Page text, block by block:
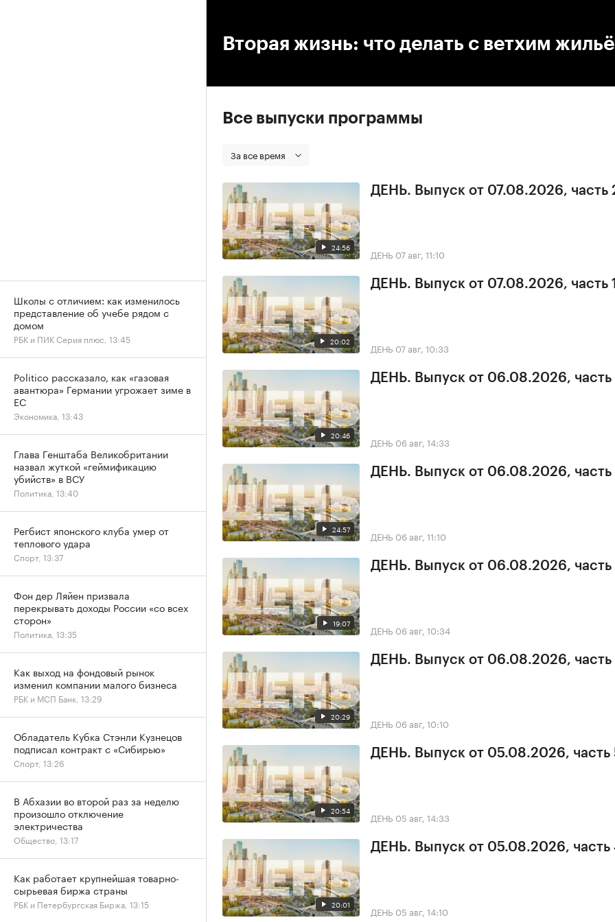
Вторая жизнь: что делать с ветхим
Все выпуски программы
За все время
24:56
ДЕНЬ. Выпуск от 07.08.2026, часть
ДЕНЬ 07 авг, 11:10
20:02
ДЕНЬ. Выпуск от 07.08.2026, часть 1
ДЕНЬ 07 авг, 10:33
20:46
ДЕНЬ. Выпуск от 06.08.2026, часть
ДЕНЬ 06 авг, 14:33
24:57
ДЕНЬ. Выпуск от 06.08.2026, часть
ДЕНЬ 06 авг, 11:10
19:07
ДЕНЬ. Выпуск от 06.08.2026, часть
ДЕНЬ 06 авг, 10:34
20:29
ДЕНЬ. Выпуск от 06.08.2026, часть
ДЕНЬ 06 авг, 10:10
20:54
ДЕНЬ. Выпуск от 05.08.2026, часть
ДЕНЬ 05 авг, 14:33
20:01
ДЕНЬ. Выпуск от 05.08.2026, часть
ДЕНЬ 05 авг, 14:10
Школы с отличием: как изменилось
представление об учебе рядом с
домом
РБК и ПИК Серия плюс, 13:45
Politico рассказало, как «газовая
авантюра» Германии угрожает зиме в
ЕС
Экономика, 13:43
Глава Генштаба Великобритании
назвал жуткой «геймификацию
убийств» в ВСУ
Политика, 13:40
Регбист японского клуба умер от
теплового удара
Спорт, 13:37
Фон дер Ляйен призвала
перекрывать доходы России «со всех
сторон»
Политика, 13:35
Как выход на фондовый рынок
изменил компании малого бизнеса
РБК и МСП Банк, 13:29
Обладатель Кубка Стэнли Кузнецов
подписал контракт с «Сибирью»
Спорт, 13:26
В Абхазии во второй раз за неделю
произошло отключение
электричества
Общество, 13:17
Как работает крупнейшая товарно-
сырьевая биржа страны
РБК и Петербургская Биржа, 13:15